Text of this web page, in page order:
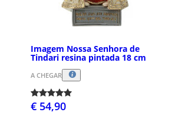
Imagem Nossa Senhora de
Tindari resina pintada 18 cm
A CHEGAR
€ 54,90